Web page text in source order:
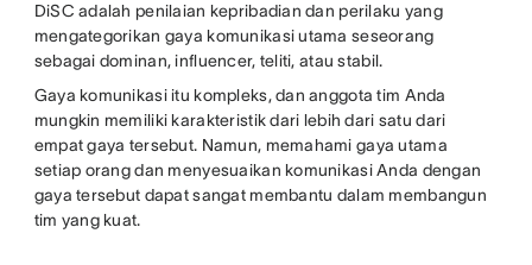
DiSC adalah penilaian kepribadian dan perilaku yang
mengategorikan gaya komunikasi utama seseorang
sebagai dominan, influencer, teliti, atau stabil.
Gaya komunikasi itu kompleks, dan anggota tim Anda
mungkin memiliki karakteristik dari lebih dari satu dari
empat gaya tersebut. Namun, memahami gaya utama
setiap orang dan menyesuaikan komunikasi Anda dengan
gaya tersebut dapat sangat membantu dalam membangun
tim yang kuat.